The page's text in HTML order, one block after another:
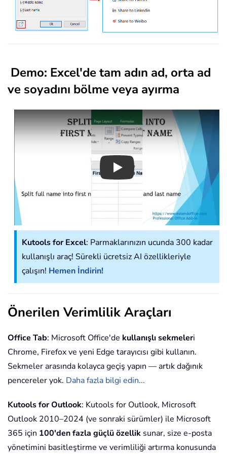
Demo: Excel'de tam adın ad, orta ad
ve soyadını bölme veya ayırma
Play
Kutools for Excel: Parmaklarınızın ucunda 300 kadar
kullanışlı araç! Sürekli ücretsiz AI özellikleriyle
çalışın! Hemen İndirin!
Önerilen Verimlilik Araçları
Office Tab: Microsoft Office'de kullanışlı sekmeleri
Chrome, Firefox ve yeni Edge tarayıcısı gibi kullanın.
Sekmeler arasında kolayca geçiş yapın — artık dağınık
pencereler yok. Daha fazla bilgi edin...
Kutools for Outlook: Kutools for Outlook, Microsoft
Outlook 2010–2024 (ve sonraki sürümler) ile Microsoft
365 için 100'den fazla güçlü özellik sunar, size e-posta
yönetimini basitleştirme ve verimliliği artırma konusunda